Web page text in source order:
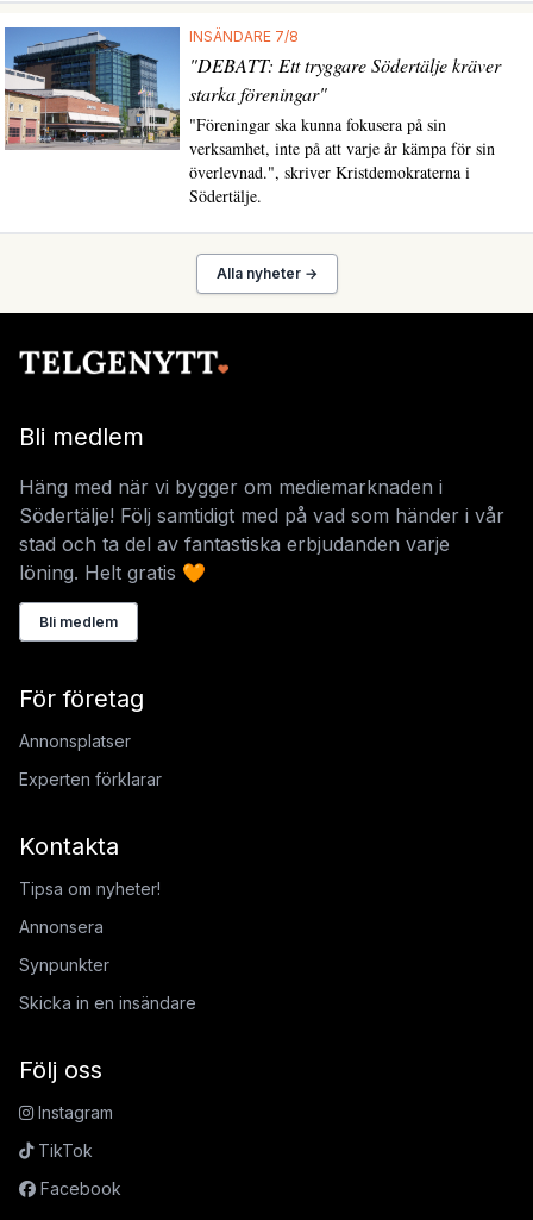
INSÄNDARE 7/8
"DEBATT: Ett tryggare Södertälje kräver
starka föreningar"
"Föreningar ska kunna fokusera på sin
verksamhet, inte på att varje år kämpa för sin
överlevnad.", skriver Kristdemokraterna i
Södertälje.
Alla nyheter →
Bli medlem
Häng med när vi bygger om mediemarknaden i
Södertälje! Följ samtidigt med på vad som händer i vår
stad och ta del av fantastiska erbjudanden varje
löning. Helt gratis 🧡
Bli medlem
För företag
Annonsplatser
Experten förklarar
Kontakta
Tipsa om nyheter!
Annonsera
Synpunkter
Skicka in en insändare
Följ oss
Instagram
TikTok
Facebook